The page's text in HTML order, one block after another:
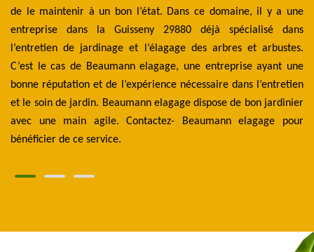
de le maintenir à un bon l’état. Dans ce domaine, il y a une
entreprise dans la Guisseny 29880 déjà spécialisé dans
l’entretien de jardinage et l’élagage des arbres et arbustes.
C’est le cas de Beaumann elagage, une entreprise ayant une
bonne réputation et de l’expérience nécessaire dans l’entretien
et le soin de jardin. Beaumann elagage dispose de bon jardinier
avec une main agile. Contactez- Beaumann elagage pour
bénéficier de ce service.